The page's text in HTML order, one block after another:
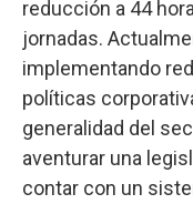
reducción a 44
jornadas.
implementando
políticas
generalidad del
aventurar una
contar con un